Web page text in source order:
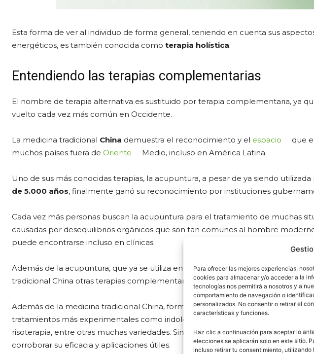
Para ofrecer las mejores experiencias,
cookies para almacenar y/o acceder a la
tecnologías nos permitirá a nosotros y a
comportamiento de navegación o
personalizados. No consentir o retirar el
características y funciones.
Haz clic a continuación para aceptar lo
elecciones se aplicarán solo en este sitio.
incluso retirar tu consentimiento,
Esta forma de ver al individuo de forma general, teniendo en cuenta sus
energéticos, es también conocida como terapia holística.
Entendiendo las terapias complementarias
El nombre de terapia alternativa es sustituido por terapia complementaria, ya
vuelto cada vez más común en Occidente.
La medicina tradicional China demuestra el reconocimiento y el espacio
que
muchos países fuera de Oriente Medio, incluso en América Latina.
Uno de sus más conocidas terapias, la acupuntura, a pesar de ya siendo
de 5.000 años, finalmente ganó su reconocimiento por instituciones
Cada vez más personas buscan la acupuntura para el tratamiento de muchas
causadas por desequilibrios orgánicos que son tan comunes al hombre
puede encontrarse incluso en clínicas.
Además de la acupuntura, que ya se utiliza en muchas clínicas y consultorios
tradicional China otras terapias complementarias como la medicina herbal y la
Además de la medicina tradicional China, forman parte de la terapia holística
tratamientos más experimentales como iridología, holoterapia, aromaterapia,
risoterapia, entre otras muchas variedades. Sin embargo, en su mayoría,
corroborar su eficacia y aplicaciones útiles.